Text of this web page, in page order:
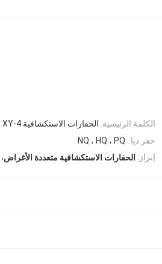
الكلمة الرئيسية: الحفارات الاستكشافية XY-4
حفر ديا.: NQ ، HQ ، PQ
إبراز: الحفارات الاستكشافية متعددة الأغراض,